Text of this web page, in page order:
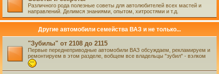
Различного рода полезные советы для автолюбителей всех мастей и
направлений. Делимся знаниями, опытом, хитростями и т.д.
Другие автомобили семейства ВАЗ и не только...
"Зубилы" от 2108 до 2115
Первые переднеприводные автомобили ВАЗ обсуждаем, рекламируем и
ремонтируем в этом разделе, вобщем все владельцы "зубил" - вэлком